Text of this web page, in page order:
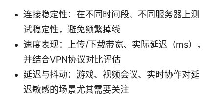
连接稳定性：在不同时间段、不同服务器上测
试稳定性，避免频繁掉线
速度表现：上传/下载带宽、实际延迟（ms），
并结合VPN协议对比评估
延迟与抖动：游戏、视频会议、实时协作对延
迟敏感的场景尤其需要关注